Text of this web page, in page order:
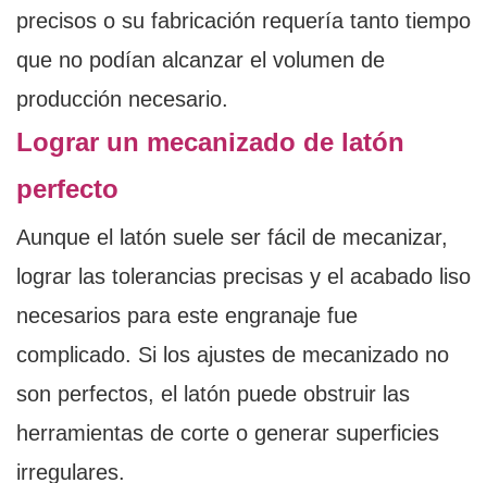
precisos o su fabricación requería tanto tiempo
que no podían alcanzar el volumen de
producción necesario.
Lograr un mecanizado de latón
perfecto
Aunque el latón suele ser fácil de mecanizar,
lograr las tolerancias precisas y el acabado liso
necesarios para este engranaje fue
complicado. Si los ajustes de mecanizado no
son perfectos, el latón puede obstruir las
herramientas de corte o generar superficies
irregulares.